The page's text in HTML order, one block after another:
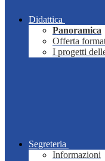
Didattica
Panoramica
Offerta
I progetti
Segreteria
Informazioni